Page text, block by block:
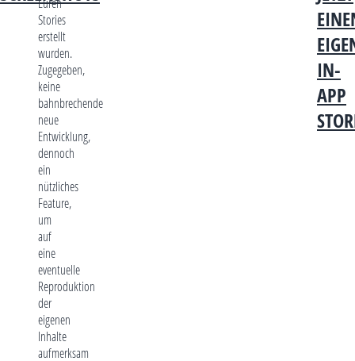
Stories
erstellt
wurden.
Zugegeben,
keine
bahnbrechende
neue
Entwicklung,
dennoch
ein
nützliches
Feature,
um
auf
eine
eventuelle
Reproduktion
der
eigenen
Inhalte
aufmerksam
IN-
APP